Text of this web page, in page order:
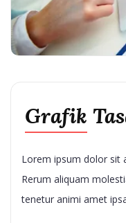
Grafik
Lorem ipsum dolor sit
Rerum aliquam
tenetur animi amet